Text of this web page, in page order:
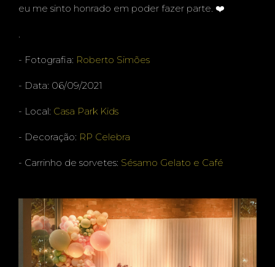
GRAN
DE -
MS
eu me sinto honrado em poder fazer parte. ❤️
.
- Fotografia: Roberto Simões
- Data: 06/09/2021
- Local: Casa Park Kids
- Decoração: RP Celebra
- Carrinho de sorvetes: Sésamo Gelato e Café